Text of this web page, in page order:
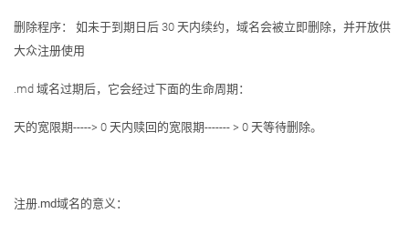
删除程序： 如未于到期日后 30 天内续约，域名会被立即删除，并开放供
大众注册使用
.md 域名过期后，它会经过下面的生命周期：
天的宽限期-----> 0 天内赎回的宽限期------- > 0 天等待删除。
注册.md域名的意义：